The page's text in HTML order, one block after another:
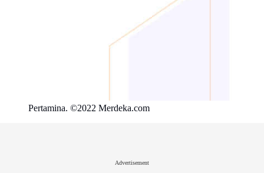
Pertamina. ©2022 Merdeka.com
Advertisement